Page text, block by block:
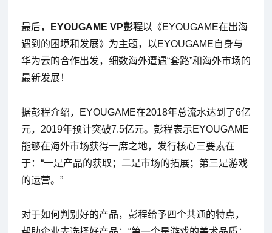
最后， EYOUGAME VP彭程以《EYOUGAME在出海
遇到的困境和发展》为主题，以EYOUGAME自身与
华为云的合作出发，细数海外遭遇“套路”和海外市场的
最新发展！
据彭程介绍，EYOUGAME在2018年总流水达到了6亿
元，2019年预计突破7.5亿元。彭程表示EYOUGAME
能够在海外市场获得一席之地，发行核心三要素在
于：“一是产品的获取；二是市场的拓展；第三是游戏
的运营。”
对于如何判别好的产品，彭程给予四个共通的特点，